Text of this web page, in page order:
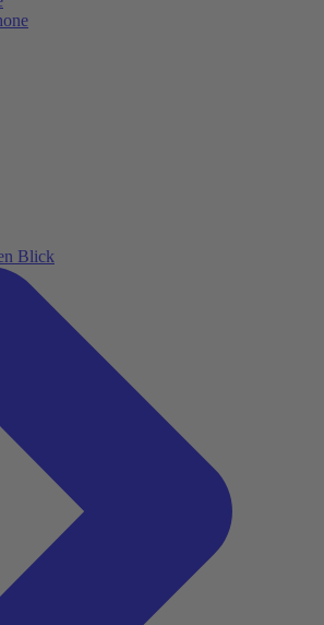
Blick